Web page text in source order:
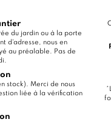
du jardin ou à la porte
d'adresse, nous en
au préalable. Pas de
stock). Merci de nous
liée à la vérification